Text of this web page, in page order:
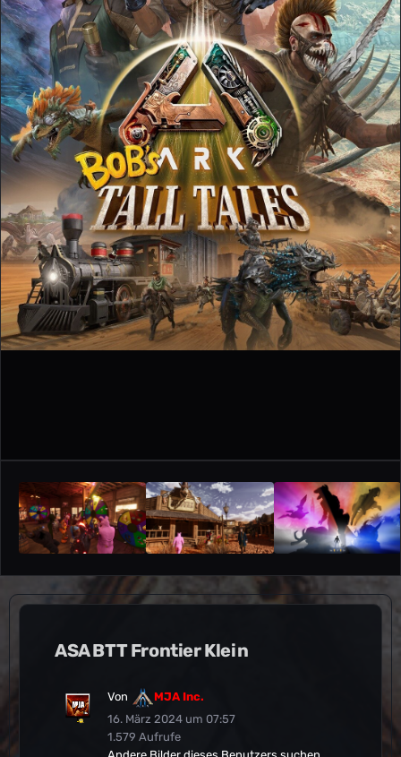
ASA BTT Frontier Klein
Von
MJA Inc.
16. März 2024 um 07:57
1.579 Aufrufe